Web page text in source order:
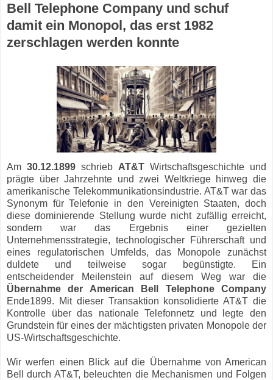
Bell Telephone Company und schuf
damit ein Monopol, das erst 1982
zerschlagen werden konnte
Am 30.12.1899 schrieb AT&T Wirtschaftsgeschichte und
prägte über Jahrzehnte und zwei Weltkriege hinweg die
amerikanische Telekommunikationsindustrie. AT&T war das
Synonym für Telefonie in den Vereinigten Staaten, doch
diese dominierende Stellung wurde nicht zufällig erreicht,
sondern war das Ergebnis einer gezielten
Unternehmensstrategie, technologischer Führerschaft und
eines regulatorischen Umfelds, das Monopole zunächst
duldete und teilweise sogar begünstigte. Ein
entscheidender Meilenstein auf diesem Weg war die
Übernahme der American Bell Telephone Company
Ende1899. Mit dieser Transaktion konsolidierte AT&T die
Kontrolle über das nationale Telefonnetz und legte den
Grundstein für eines der mächtigsten privaten Monopole der
US-Wirtschaftsgeschichte.
Wir werfen einen Blick auf die Übernahme von American
Bell durch AT&T, beleuchten die Mechanismen und Folgen